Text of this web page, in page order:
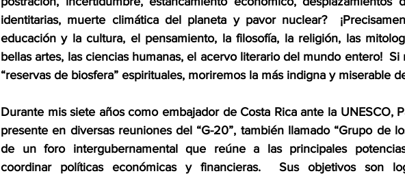
identitarias, muerte climática del planeta y pavor nuclear?
educación y la cultura, el pensamiento, la filosofía, la religión, las
bellas artes, las ciencias humanas, el acervo literario del mundo entero!  Si
“reservas de biosfera” espirituales, moriremos la más indigna y miserable
Durante mis siete años como embajador de Costa Rica ante la UNESCO,
presente en diversas reuniones del “G-20”, también llamado “Grupo de
de un foro intergubernamental que reúne a las principales
coordinar políticas económicas y financieras.  Sus objetivos son